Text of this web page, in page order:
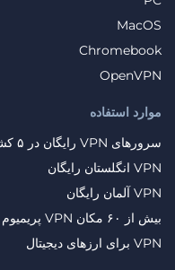
MacOS
Chromebook
OpenVPN
موارد استفاده
سرورهای VPN رایگان در ۵ کشور
VPN انگلستان رایگان
VPN آلمان رایگان
بیش از ۶۰ مکان VPN پریمیوم
VPN برای ارزهای دیجیتال